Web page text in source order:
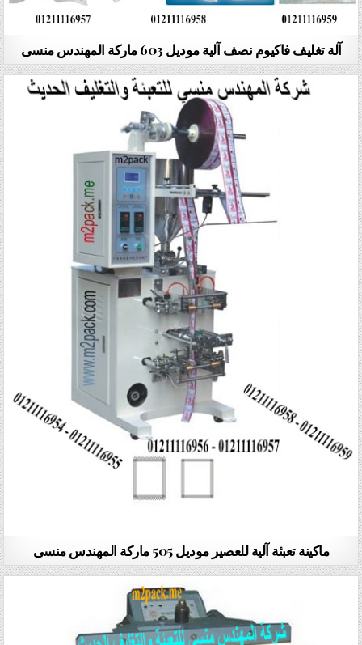
آلة تغليف فاكيوم نصف آلية موديل 603 ماركة المهندس منسى
ماكينة تعبئة آلية للعصير موديل 505 ماركة المهندس منسى